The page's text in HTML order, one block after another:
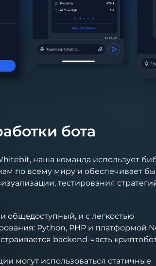
бота
наша команда использует
по всему миру и обеспечивает
тестирования
общедоступный, и с легкостью
Python, PHP и платформой
backend-часть
могут использоваться статичные